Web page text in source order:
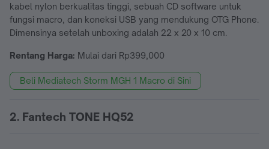
kabel nylon berkualitas tinggi, sebuah CD software untuk
fungsi macro, dan koneksi USB yang mendukung OTG Phone.
Dimensinya setelah unboxing adalah 22 x 20 x 10 cm.
Rentang Harga: Mulai dari Rp399,000
Beli Mediatech Storm MGH 1 Macro di Sini
2. Fantech TONE HQ52